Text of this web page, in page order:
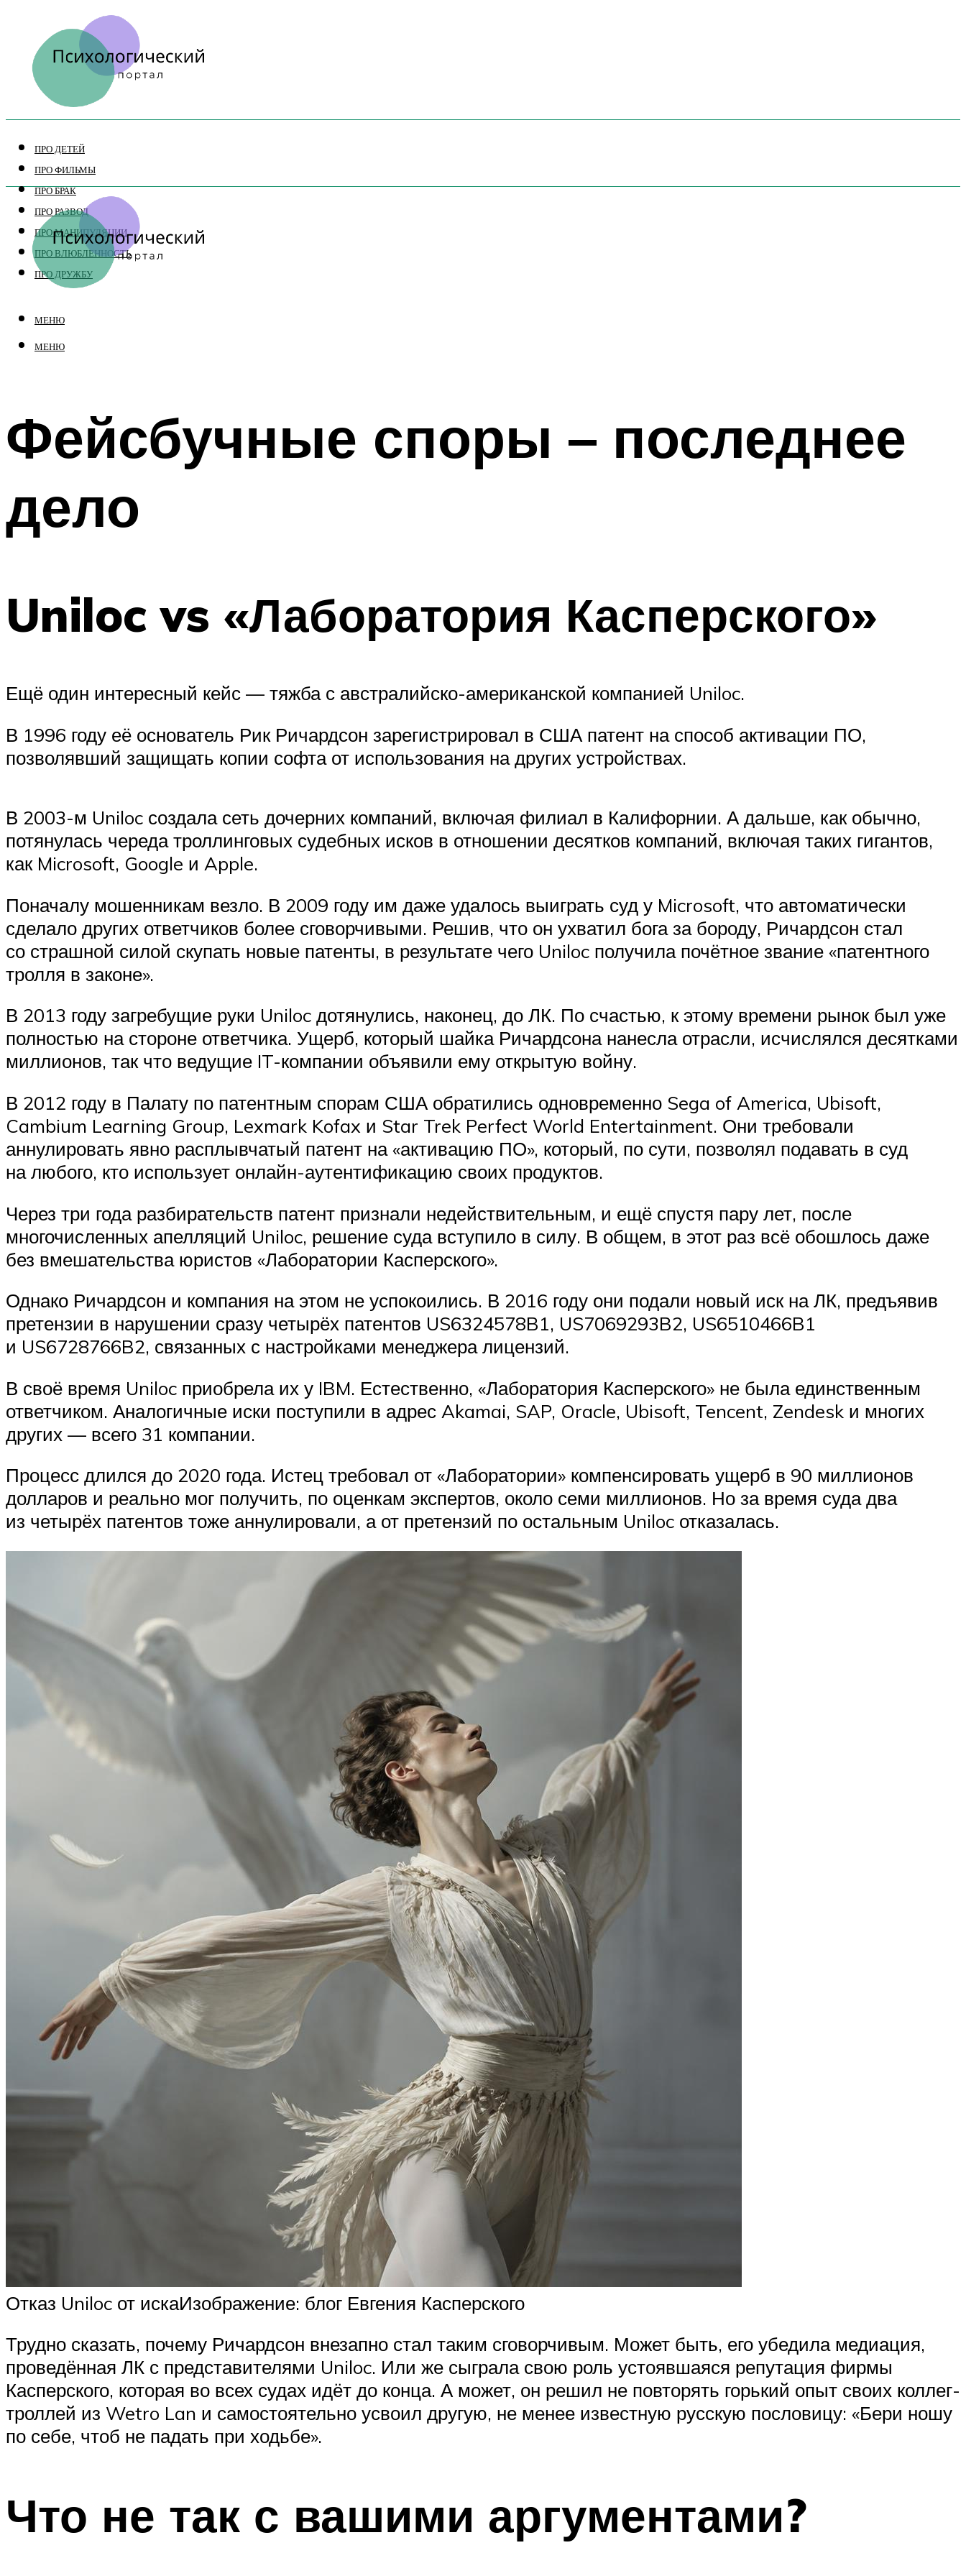
ПРО ДЕТЕЙ
ПРО ФИЛЬМЫ
ПРО БРАК
ПРО РАЗВОД
ПРО МАНИПУЛЯЦИИ
ПРО ВЛЮБЛЕННОСТЬ
ПРО ДРУЖБУ
МЕНЮ
МЕНЮ
Фейсбучные споры – последнее
дело
Uniloc vs «Лаборатория Касперского»
Ещё один интересный кейс — тяжба с австралийско-американской компанией Uniloc.
В 1996 году её основатель Рик Ричардсон зарегистрировал в США патент на способ активации ПО,
позволявший защищать копии софта от использования на других устройствах.
В 2003-м Uniloc создала сеть дочерних компаний, включая филиал в Калифорнии. А дальше, как обычно,
потянулась череда троллинговых судебных исков в отношении десятков компаний, включая таких гигантов,
как Microsoft, Google и Apple.
Поначалу мошенникам везло. В 2009 году им даже удалось выиграть суд у Microsoft, что автоматически
сделало других ответчиков более сговорчивыми. Решив, что он ухватил бога за бороду, Ричардсон стал
со страшной силой скупать новые патенты, в результате чего Uniloc получила почётное звание «патентного
тролля в законе».
В 2013 году загребущие руки Uniloc дотянулись, наконец, до ЛК. По счастью, к этому времени рынок был уже
полностью на стороне ответчика. Ущерб, который шайка Ричардсона нанесла отрасли, исчислялся десятками
миллионов, так что ведущие IT-компании объявили ему открытую войну.
В 2012 году в Палату по патентным спорам США обратились одновременно Sega of America, Ubisoft,
Cambium Learning Group, Lexmark Kofax и Star Trek Perfect World Entertainment. Они требовали
аннулировать явно расплывчатый патент на «активацию ПО», который, по сути, позволял подавать в суд
на любого, кто использует онлайн-аутентификацию своих продуктов.
Через три года разбирательств патент признали недействительным, и ещё спустя пару лет, после
многочисленных апелляций Uniloc, решение суда вступило в силу. В общем, в этот раз всё обошлось даже
без вмешательства юристов «Лаборатории Касперского».
Однако Ричардсон и компания на этом не успокоились. В 2016 году они подали новый иск на ЛК, предъявив
претензии в нарушении сразу четырёх патентов US6324578B1, US7069293B2, US6510466B1
и US6728766B2, связанных с настройками менеджера лицензий.
В своё время Uniloc приобрела их у IBM. Естественно, «Лаборатория Касперского» не была единственным
ответчиком. Аналогичные иски поступили в адрес Akamai, SAP, Oracle, Ubisoft, Tencent, Zendesk и многих
других — всего 31 компании.
Процесс длился до 2020 года. Истец требовал от «Лаборатории» компенсировать ущерб в 90 миллионов
долларов и реально мог получить, по оценкам экспертов, около семи миллионов. Но за время суда два
из четырёх патентов тоже аннулировали, а от претензий по остальным Uniloc отказалась.
Отказ Uniloc от искаИзображение: блог Евгения Касперского
Трудно сказать, почему Ричардсон внезапно стал таким сговорчивым. Может быть, его убедила медиация,
проведённая ЛК с представителями Uniloc. Или же сыграла свою роль устоявшаяся репутация фирмы
Касперского, которая во всех судах идёт до конца. А может, он решил не повторять горький опыт своих коллег-
троллей из Wetro Lan и самостоятельно усвоил другую, не менее известную русскую пословицу: «Бери ношу
по себе, чтоб не падать при ходьбе».
Что не так с вашими аргументами?